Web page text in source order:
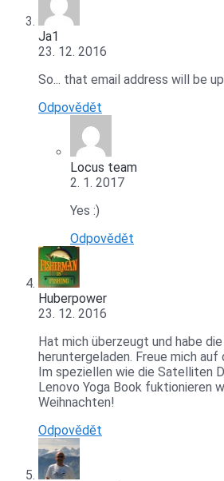
Ja1
23. 12. 2016
So... that email address will be
Odpovědět
Locus team
2. 1. 2017
Yes :)
Odpovědět
Huberpower
23. 12. 2016
Hat mich überzeugt und habe
heruntergeladen. Freue mich auf
Im speziellen wie die Satelliten
Lenovo Yoga Book fuktionieren
Weihnachten!
Odpovědět